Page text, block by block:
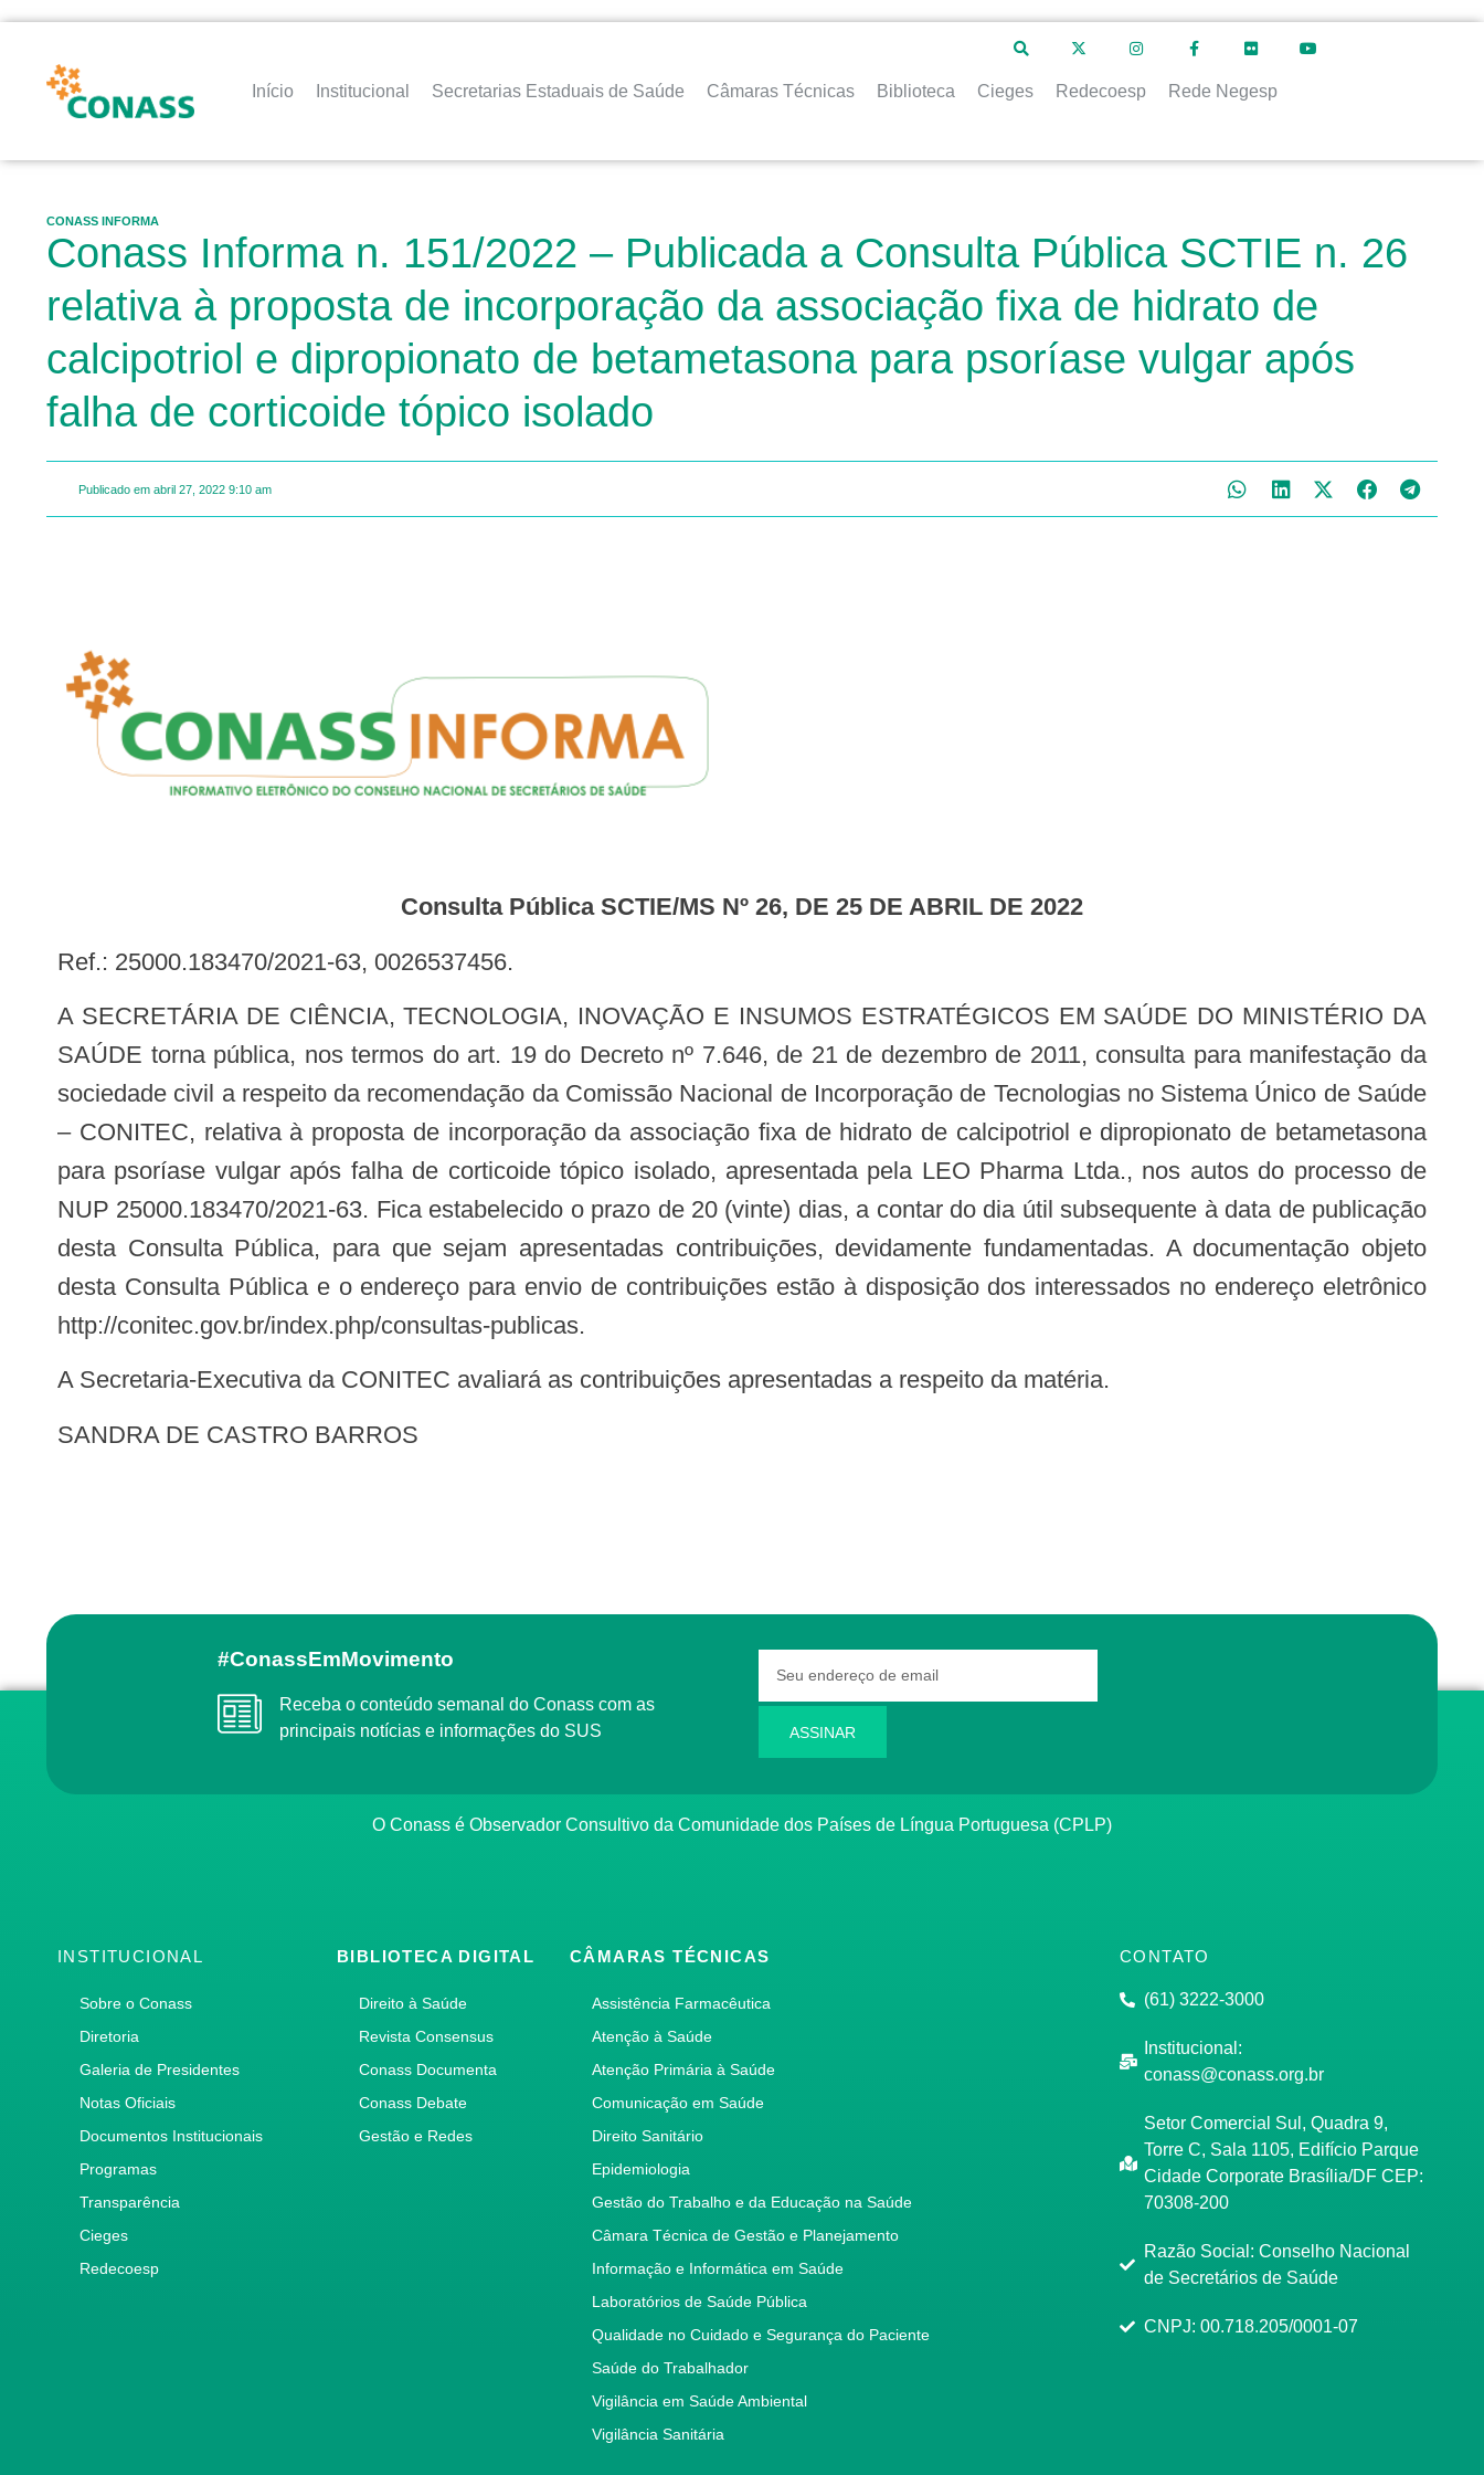
Início Institucional Secretarias Estaduais de Saúde Câmaras Técnicas Biblioteca Cieges Redecoesp Rede Negesp
CONASS INFORMA
Conass Informa n. 151/2022 – Publicada a Consulta Pública SCTIE n. 26
relativa à proposta de incorporação da associação fixa de hidrato de
calcipotriol e dipropionato de betametasona para psoríase vulgar após
falha de corticoide tópico isolado
Publicado em abril 27, 2022 9:10 am
Consulta Pública SCTIE/MS Nº 26, DE 25 DE ABRIL DE 2022
Ref.: 25000.183470/2021-63, 0026537456.
A SECRETÁRIA DE CIÊNCIA, TECNOLOGIA, INOVAÇÃO E INSUMOS ESTRATÉGICOS EM SAÚDE DO MINISTÉRIO DA
SAÚDE torna pública, nos termos do art. 19 do Decreto nº 7.646, de 21 de dezembro de 2011, consulta para manifestação da
sociedade civil a respeito da recomendação da Comissão Nacional de Incorporação de Tecnologias no Sistema Único de Saúde
– CONITEC, relativa à proposta de incorporação da associação fixa de hidrato de calcipotriol e dipropionato de betametasona
para psoríase vulgar após falha de corticoide tópico isolado, apresentada pela LEO Pharma Ltda., nos autos do processo de
NUP 25000.183470/2021-63. Fica estabelecido o prazo de 20 (vinte) dias, a contar do dia útil subsequente à data de publicação
desta Consulta Pública, para que sejam apresentadas contribuições, devidamente fundamentadas. A documentação objeto
desta Consulta Pública e o endereço para envio de contribuições estão à disposição dos interessados no endereço eletrônico
http://conitec.gov.br/index.php/consultas-publicas.
A Secretaria-Executiva da CONITEC avaliará as contribuições apresentadas a respeito da matéria.
SANDRA DE CASTRO BARROS
#ConassEmMovimento
Receba o conteúdo semanal do Conass com as
principais notícias e informações do SUS
ASSINAR
O Conass é Observador Consultivo da Comunidade dos Países de Língua Portuguesa (CPLP)
INSTITUCIONAL
Sobre o Conass
Diretoria
Galeria de Presidentes
Notas Oficiais
Documentos Institucionais
Programas
Transparência
Cieges
Redecoesp
BIBLIOTECA DIGITAL
Direito à Saúde
Revista Consensus
Conass Documenta
Conass Debate
Gestão e Redes
CÂMARAS TÉCNICAS
Assistência Farmacêutica
Atenção à Saúde
Atenção Primária à Saúde
Comunicação em Saúde
Direito Sanitário
Epidemiologia
Gestão do Trabalho e da Educação na Saúde
Câmara Técnica de Gestão e Planejamento
Informação e Informática em Saúde
Laboratórios de Saúde Pública
Qualidade no Cuidado e Segurança do Paciente
Saúde do Trabalhador
Vigilância em Saúde Ambiental
Vigilância Sanitária
CONTATO
(61) 3222-3000
Institucional:
conass@conass.org.br
Setor Comercial Sul, Quadra 9,
Torre C, Sala 1105, Edifício Parque
Cidade Corporate Brasília/DF CEP:
70308-200
Razão Social: Conselho Nacional
de Secretários de Saúde
CNPJ: 00.718.205/0001-07